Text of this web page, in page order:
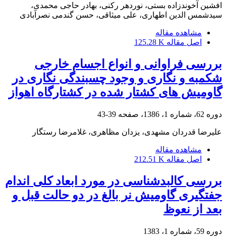
افشین آخوندزاده بستی، نوردهر رکنی، بهادر حاجی محمدی،
سیدشمس الدین اطهاری، علی میثاقی، حسن گندمی نصرآبادی
مشاهده مقاله
اصل مقاله 125.28 K
بررسی فراوانی و انواع اجسام خارجی
شکمبه و نگاری و وجود چسبندگی نگاری در
گاومیش های کشتار شده در کشتارگاه اهواز
دوره 62، شماره 1، 1386، صفحه 39-43
علیرضا قدردان مشهدی، یزدان مظاهری، غلامرضا رستگار
مشاهده مقاله
اصل مقاله 212.51 K
بررسی کالبدشناسی در مورد ابعاد کلی اندام
جفتگیری گاومیش نر بالغ در دو حالت قبل و
بعد از نعوظ
دوره 59، شماره 1، 1383